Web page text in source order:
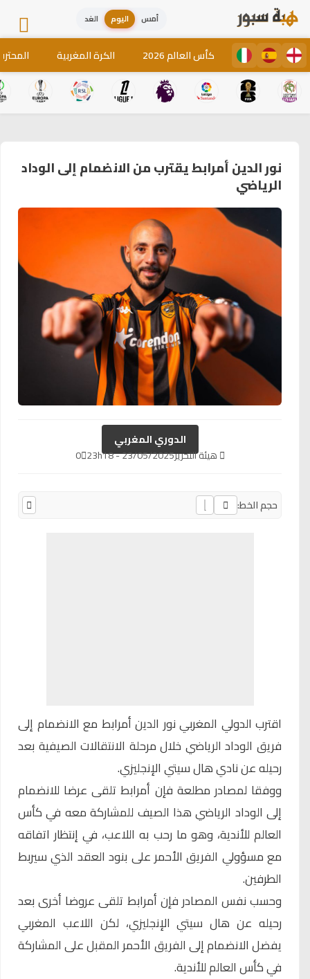
أمس اليوم الغد
كأس العالم 2026 الكرة المغربية
نور الدين أمرابط يقترب من الانضمام إلى الوداد
الرياضي
الدوري المغربي
هيئة التحرير23/05/2025 - 23h18
0
حجم الخط:
اقترب الدولي المغربينور الدين أمرابط مع الانضمام إلى
فريق الوداد الرياضي خلال مرحلة الانتقالات الصيفية بعد
رحيله عن نادي هال سيتي الإنجليزي.
ووفقا لمصادر مطلعة فإن أمرابط تلقى عرضا للانضمام
إلى الوداد الرياضي هذا الصيف للمشاركة معه في كأس
العالم للأندية، وهو ما رحب به اللاعب، في إنتظار اتفاقه
مع مسؤولي الفريق الأحمر على بنود العقد الذي سيربط
الطرفين.
وحسب نفس المصادر فإن أمرابط تلقى عروضا أخرى بعد
رحيله عن هال سيتي الإنجليزي، لكن اللاعب المغربي
يفضل الانضمام إلى الفريق الأحمر المقبل على المشاركة
في كأس العالم للأندية.